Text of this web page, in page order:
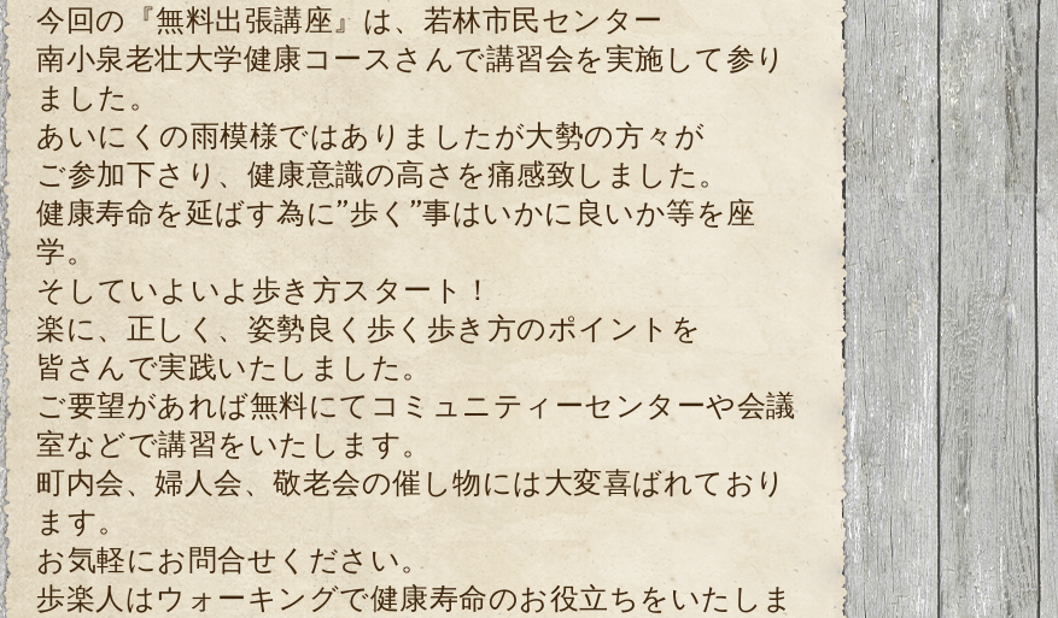
今回の『無料出張講座』は、若林市民センター
南小泉老壮大学健康コースさんで講習会を実施して参り
ました。
あいにくの雨模様ではありましたが大勢の方々が
ご参加下さり、 健康意識の高さを痛感致しました。
健康寿命を延ばす為に”歩く”事はいかに良いか等を座
学。
そしていよいよ歩き方スタート！
楽に、正しく、姿勢良く歩く歩き方のポイントを
皆さんで実践いたしました。
ご要望があれば無料にてコミュニティーセンターや会議
室などで講習をいたします。
町内会、婦人会、敬老会の催し物には大変喜ばれており
ます。
お気軽にお問合せください。
歩楽人はウォーキングで健康寿命のお役立ちをいたしま